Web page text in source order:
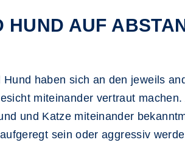
HUND AUF
haben sich an den jeweils
miteinander vertraut
und Katze miteinander
sein oder aggressiv